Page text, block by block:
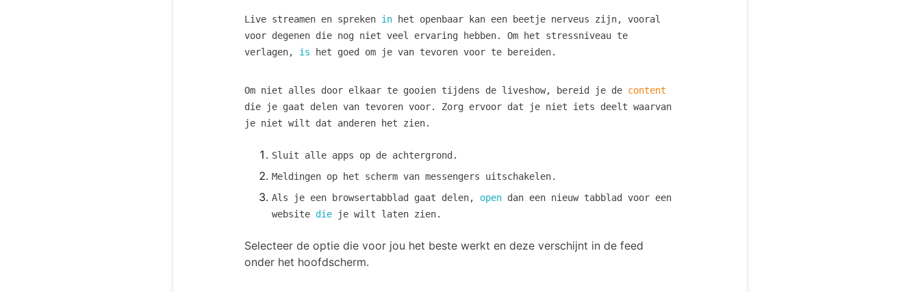
Live streamen en spreken in het openbaar kan een beetje nerveus zijn, vooral
voor degenen die nog niet veel ervaring hebben. Om het stressniveau te
verlagen, is het goed om je van tevoren voor te bereiden.
Om niet alles door elkaar te gooien tijdens de liveshow, bereid je de content
die je gaat delen van tevoren voor. Zorg ervoor dat je niet iets deelt waarvan
je niet wilt dat anderen het zien.
Sluit alle apps op de achtergrond.
Meldingen op het scherm van messengers uitschakelen.
Als je een browsertabblad gaat delen, open dan een nieuw tabblad voor een
website die je wilt laten zien.
Selecteer de optie die voor jou het beste werkt en deze verschijnt in de feed
onder het hoofdscherm.